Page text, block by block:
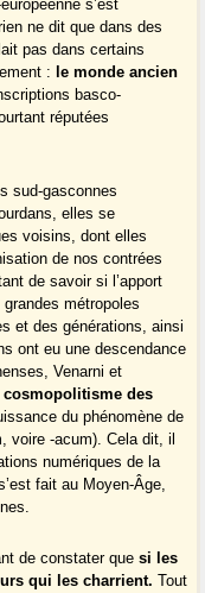
s’est
ne dit que dans des
pas dans certains
: le monde ancien
basco-
réputées
sud-gasconnes
elles se
voisins, dont elles
de nos contrées
de savoir si l’apport
métropoles
et des générations, ainsi
ont eu une descendance
Venarni et
cosmopolitisme des
du phénomène de
voire -acum). Cela dit, il
numériques de la
fait au Moyen-Âge,
de constater quesi les
qui les charrient. Tout